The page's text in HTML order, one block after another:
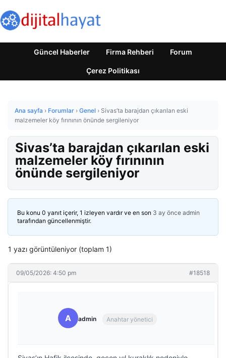
Güncel Haberler Firma Rehberi Forum
Çerez Politikası
Ana sayfa › Forumlar › Genel › Sivas’ta barajdan çıkarılan eski
malzemeler köy fırınının önünde sergileniyor
Sivas’ta barajdan çıkarılan eski
malzemeler köy fırınının
önünde sergileniyor
Bu konu 0 yanıt içerir, 1 izleyen vardır ve en son 3 ay önce admin
tarafından güncellenmiştir.
1 yazı görüntüleniyor (toplam 1)
09/05/2026: 4:50 pm #18518
A admin Anahtar yönetici